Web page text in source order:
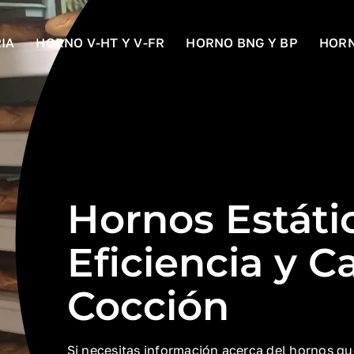
HORNO V-HT Y V-FR HORNO BNG Y BP
Hornos
Eficiencia y
Cocción
Si necesitas información acerca del hornos